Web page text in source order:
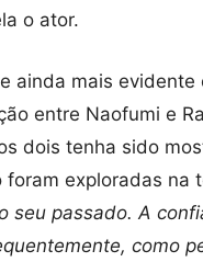
o ator.
ainda mais evidente
entre Naofumi e
dois tenha sido
exploradas na
seu passado. A
como